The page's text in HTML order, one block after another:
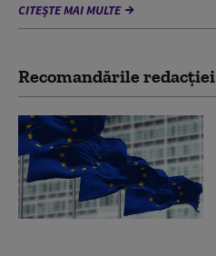
CITEȘTE MAI MULTE
Recomandările redacţiei